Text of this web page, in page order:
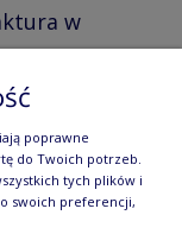
w
O
poprawne
do Twoich potrzeb.
tych plików i
swoich preferencji,